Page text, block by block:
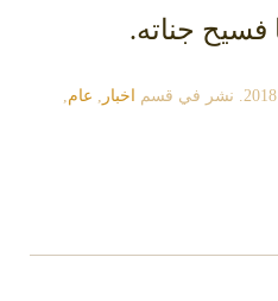
فسيح جناته.
. نشر في قسم اخبار , عام,